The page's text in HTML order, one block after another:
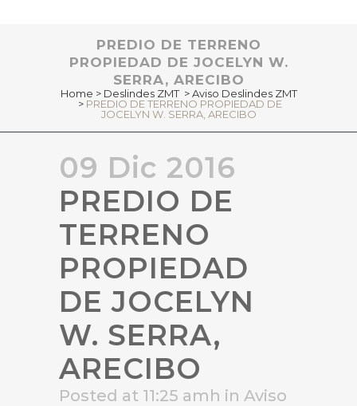
PREDIO DE TERRENO
PROPIEDAD DE JOCELYN W.
SERRA, ARECIBO
Home > Deslindes ZMT >Aviso Deslindes ZMT
> PREDIO DE TERRENO PROPIEDAD DE
JOCELYN W. SERRA, ARECIBO
09 Dic 2016
PREDIO DE
TERRENO
PROPIEDAD
DE JOCELYN
W. SERRA,
ARECIBO
Posted at 11:25 amh in Aviso